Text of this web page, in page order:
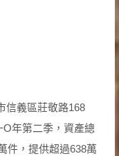
信義區莊敬路168
Ο年第二季，資產總
件，提供超過638萬